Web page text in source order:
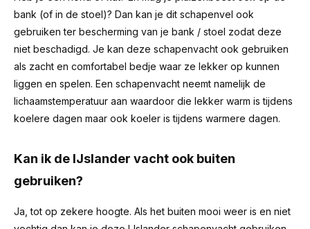
bank (of in de stoel)? Dan kan je dit schapenvel ook
gebruiken ter bescherming van je bank / stoel zodat deze
niet beschadigd. Je kan deze schapenvacht ook gebruiken
als zacht en comfortabel bedje waar ze lekker op kunnen
liggen en spelen. Een schapenvacht neemt namelijk de
lichaamstemperatuur aan waardoor die lekker warm is tijdens
koelere dagen maar ook koeler is tijdens warmere dagen.
Kan ik de IJslander vacht ook buiten
gebruiken?
Ja, tot op zekere hoogte. Als het buiten mooi weer is en niet